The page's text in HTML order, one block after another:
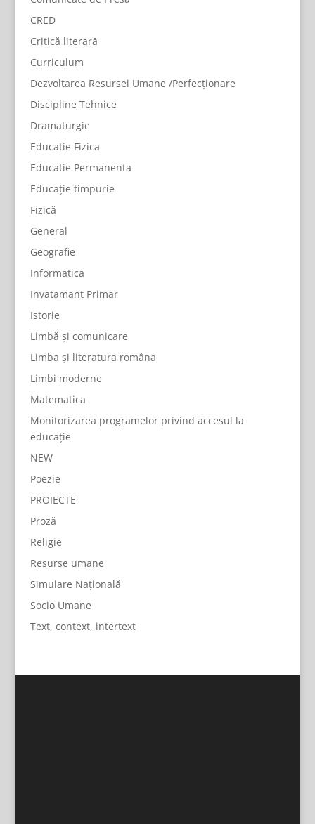
CRED
Critică literară
Curriculum
Dezvoltarea Resursei Umane /Perfecționare
Discipline Tehnice
Dramaturgie
Educatie Fizica
Educatie Permanenta
Educație timpurie
Fizică
General
Geografie
Informatica
Invatamant Primar
Istorie
Limbă și comunicare
Limba și literatura româna
Limbi moderne
Matematica
Monitorizarea programelor privind accesul la
educație
NEW
Poezie
PROIECTE
Proză
Religie
Resurse umane
Simulare Națională
Socio Umane
Text, context, intertext